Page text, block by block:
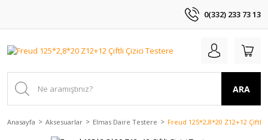
0(332) 233 73 13
ARA
Anasayfa Aksesuarlar Elmas Daire Testere Freud 125*2,8*20 Z12+12 Çiftli